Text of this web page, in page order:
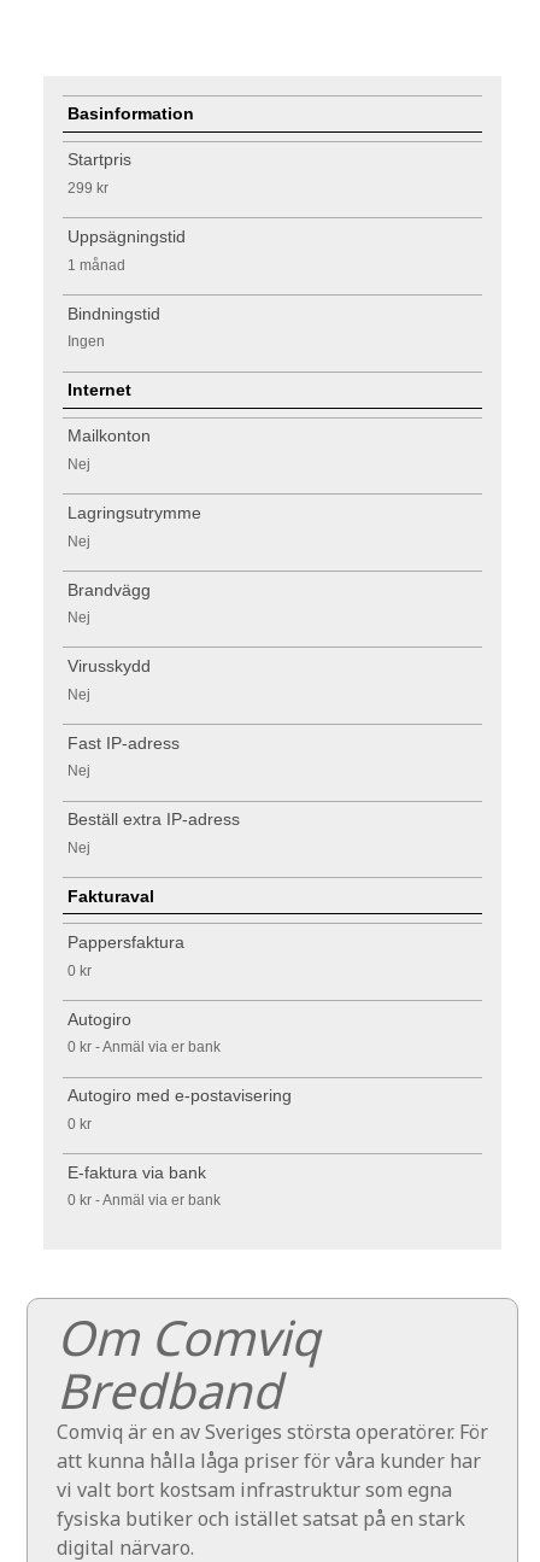
Basinformation
Startpris
299 kr
Uppsägningstid
1 månad
Bindningstid
Ingen
Internet
Mailkonton
Nej
Lagringsutrymme
Nej
Brandvägg
Nej
Virusskydd
Nej
Fast IP-adress
Nej
Beställ extra IP-adress
Nej
Fakturaval
Pappersfaktura
0 kr
Autogiro
0 kr - Anmäl via er bank
Autogiro med e-postavisering
0 kr
E-faktura via bank
0 kr - Anmäl via er bank
Om Comviq
Bredband
Comviq är en av Sveriges största operatörer. För
att kunna hålla låga priser för våra kunder har
vi valt bort kostsam infrastruktur som egna
fysiska butiker och istället satsat på en stark
digital närvaro.